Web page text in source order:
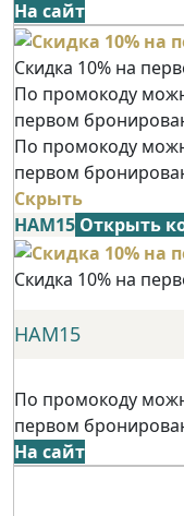
На сайт
Скидка 10% на
По промокоду
первом
По промокоду
первом
Скрыть
НАМ15 Открыть
Скидка 10% на
НАМ15
По промокоду
первом
На сайт